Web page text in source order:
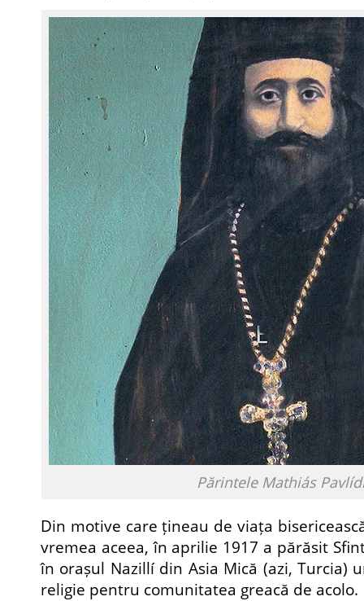
Părintele Mathiás
Din motive care țineau de viața
vremea aceea, în aprilie 1917 a părăsit
în orașul Nazillí din Asia Mică (azi, Turcia)
religie pentru comunitatea greacă de acolo.